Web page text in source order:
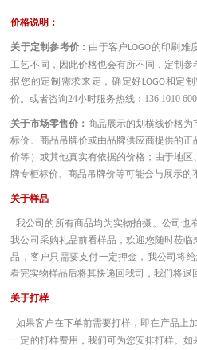
价格说明：
关于定制参考价： 由于客户LOGO的印刷难
工艺不同，因此价格也会有所不同，定制
据您的定制需求来定，确定好 LOGO和定
价。或者咨询24小时服务热线：136 1010
关于市场零售价： 商品展示的划横线价格
标价、商品吊牌价或由品牌供应商提供的
价等）或其他真实有依据的价格；由于地
牌专柜标价、商品吊牌价等可能会与展示的
关于样品
我公司的所有商品均为实物拍摄。公司也
我公司采购礼品前看样品，欢迎您随时莅
品，客户只需要支付一定押金，我公司将
看完实物样品后将其快递回我司，我们将退
关于打样
如果客户在下单前需要打样，即在产品上
一定的打样费用，我们可为您安排打样。